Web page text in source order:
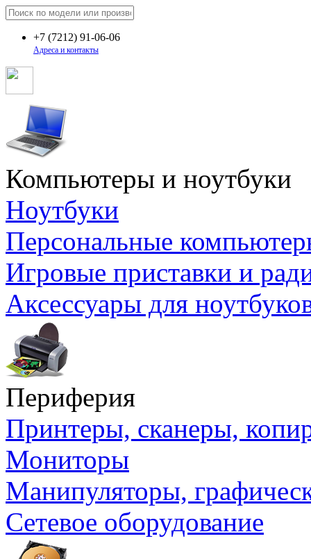
+7 (7212) 91-06-06
Адреса и контакты
Компьютеры и ноутбуки
Ноутбуки
Персональные
Игровые приставки и
Аксессуары для
Периферия
Принтеры, сканеры,
Мониторы
Манипуляторы,
Сетевое оборудование